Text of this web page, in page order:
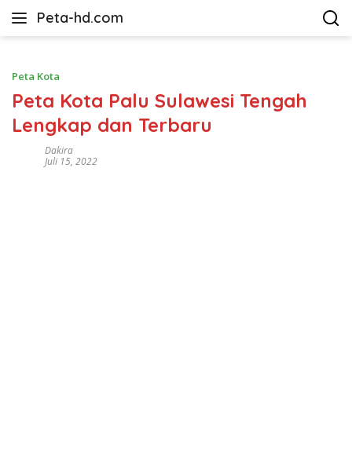
Peta-hd.com
Kumpulan
HD
Peta Kota
Peta Kota Palu Sulawesi Tengah
Lengkap dan Terbaru
Dakira
Juli 15, 2022